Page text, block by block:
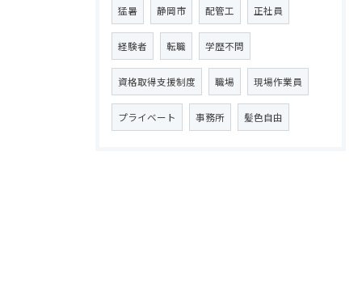
猛暑 静岡市 配管工 正社員
経験者 転職 学歴不問
資格取得支援制度 職場 現場作業員
プライベート 事務所 髪色自由